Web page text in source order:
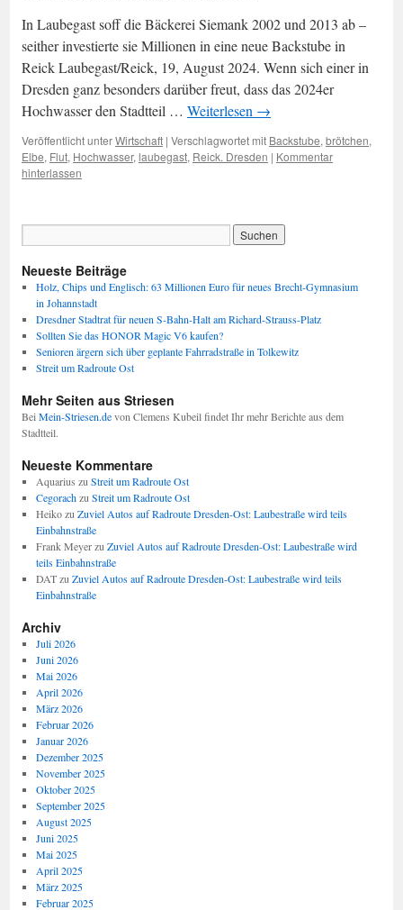
In Laubegast soff die Bäckerei Siemank 2002 und 2013 ab –
seither investierte sie Millionen in eine neue Backstube in
Reick Laubegast/Reick, 19, August 2024. Wenn sich einer in
Dresden ganz besonders darüber freut, dass das 2024er
Hochwasser den Stadtteil … Weiterlesen →
Veröffentlicht unterWirtschaft | Verschlagwortet mit Backstube, brötchen,
Elbe, Flut, Hochwasser, laubegast, Reick. Dresden | Kommentar
hinterlassen
Neueste Beiträge
Holz, Chips und Englisch: 63 Millionen Euro für neues Brecht-Gymnasium
in Johannstadt
Dresdner Stadtrat für neuen S-Bahn-Halt am Richard-Strauss-Platz
Sollten Sie das HONOR Magic V6 kaufen?
Senioren ärgern sich über geplante Fahrradstraße in Tolkewitz
Streit um Radroute Ost
Mehr Seiten aus Striesen
Bei Mein-Striesen.devon Clemens Kubeil findet Ihr mehr Berichte aus dem
Stadtteil.
Neueste Kommentare
Aquarius zu Streit um Radroute Ost
Cegorachzu Streit um Radroute Ost
Heikozu Zuviel Autos auf Radroute Dresden-Ost: Laubestraße wird teils
Einbahnstraße
Frank Meyerzu Zuviel Autos auf Radroute Dresden-Ost: Laubestraße wird
teils Einbahnstraße
DATzu Zuviel Autos auf Radroute Dresden-Ost: Laubestraße wird teils
Einbahnstraße
Archiv
Juli 2026
Juni 2026
Mai 2026
April 2026
März 2026
Februar 2026
Januar 2026
Dezember 2025
November 2025
Oktober 2025
September 2025
August 2025
Juni 2025
Mai 2025
April 2025
März 2025
Februar 2025